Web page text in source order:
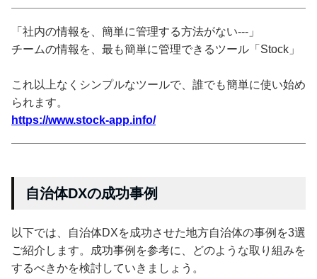
「社内の情報を、簡単に管理する方法がない---」
チームの情報を、最も簡単に管理できるツール「Stock」
これ以上なくシンプルなツールで、誰でも簡単に使い始め
られます。
https://www.stock-app.info/
自治体DXの成功事例
以下では、自治体DXを成功させた地方自治体の事例を3選
ご紹介します。成功事例を参考に、どのような取り組みを
するべきかを検討していきましょう。